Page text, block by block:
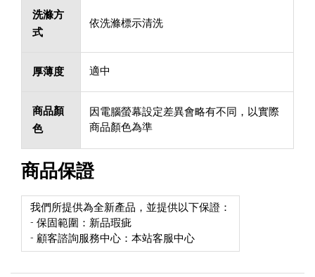
洗滌方
式
依洗滌標示清洗
厚薄度 適中
商品顏
色
因電腦螢幕設定差異會略有不同，以實際
商品顏色為準
商品保證
我們所提供為全新產品，並提供以下保證：
- 保固範圍：新品瑕疵
- 顧客諮詢服務中心：本站客服中心